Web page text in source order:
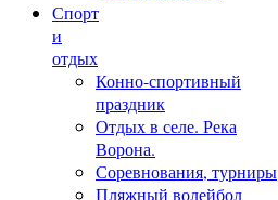
Спорт
и
отдых
Конно-спортивный
праздник
Отдых в селе. Река
Ворона.
Соревнования, турниры
Пляжный волейбол